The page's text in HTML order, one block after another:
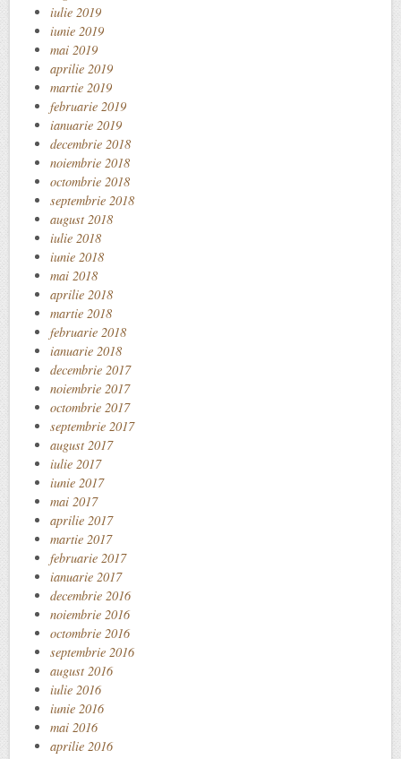
iulie 2019
iunie 2019
mai 2019
aprilie 2019
martie 2019
februarie 2019
ianuarie 2019
decembrie 2018
noiembrie 2018
octombrie 2018
septembrie 2018
august 2018
iulie 2018
iunie 2018
mai 2018
aprilie 2018
martie 2018
februarie 2018
ianuarie 2018
decembrie 2017
noiembrie 2017
octombrie 2017
septembrie 2017
august 2017
iulie 2017
iunie 2017
mai 2017
aprilie 2017
martie 2017
februarie 2017
ianuarie 2017
decembrie 2016
noiembrie 2016
octombrie 2016
septembrie 2016
august 2016
iulie 2016
iunie 2016
mai 2016
aprilie 2016